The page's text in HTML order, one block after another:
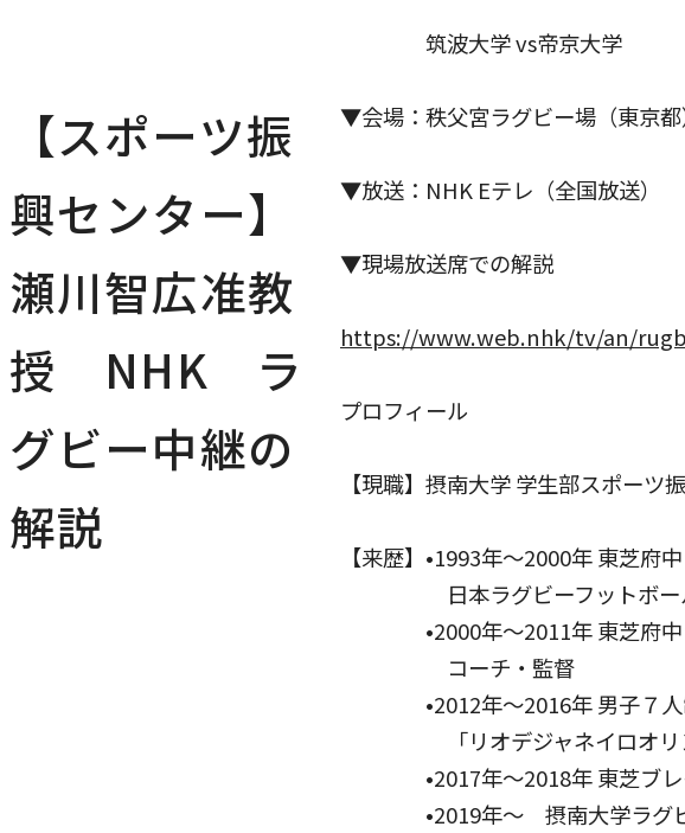
【スポーツ振
興センター】
瀬川智広准教
授 NHK ラ
グビー中継の
解説
筑波大学 vs帝京大学
▼会場：秩父宮ラグビー場（東京都
▼放送：NHK Eテレ（全国放送）
▼現場放送席での解説
https://www.web.nhk/tv/an/
プロフィール
【現職】摂南大学 学生部スポーツ
【来歴】•1993年～2000年 東芝府
日本ラグビーフットボール
•2000年～2011年 東芝府中ラ
コーチ・監督
•2012年～2016年 男子７人制
「リオデジャネイロオリンピ
•2017年～2018年 東芝ブレイ
•2019年～ 摂南大学ラグビ